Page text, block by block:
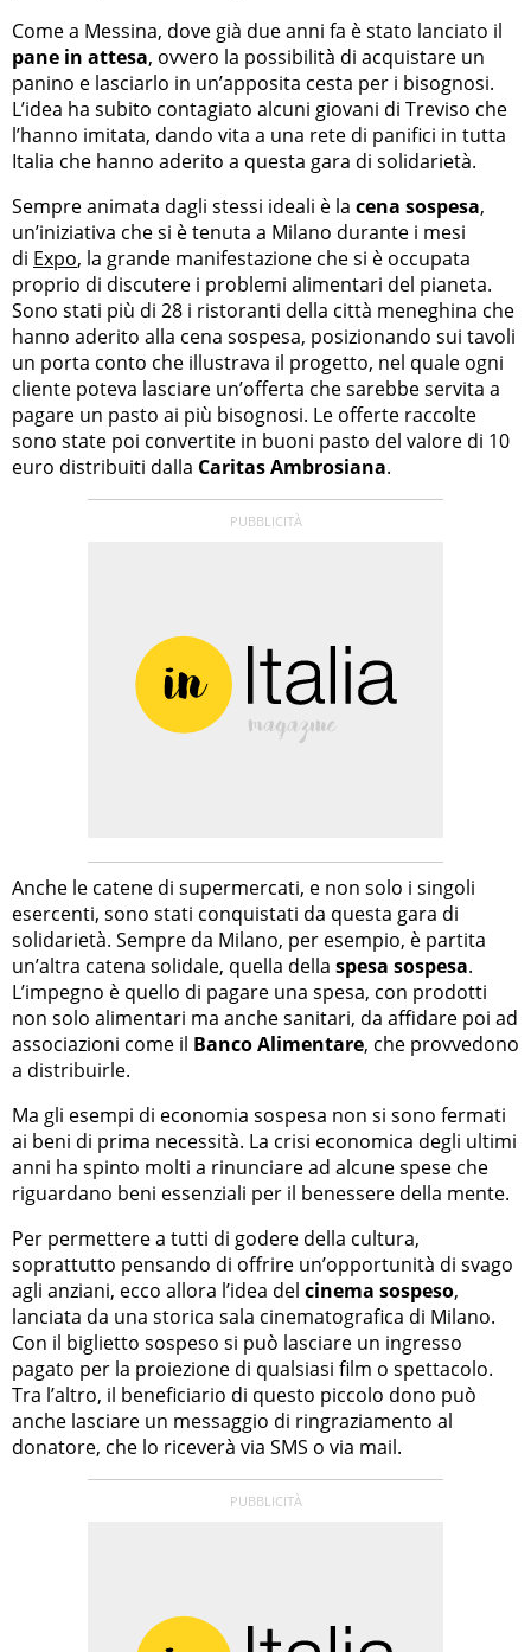
Come a Messina, dove già due anni fa è stato lanciato il
pane in attesa, ovvero la possibilità di acquistare un
panino e lasciarlo in un’apposita cesta per i bisognosi.
L’idea ha subito contagiato alcuni giovani di Treviso che
l’hanno imitata, dando vita a una rete di panifici in tutta
Italia che hanno aderito a questa gara di solidarietà.
Sempre animata dagli stessi ideali è la cena sospesa,
un’iniziativa che si è tenuta a Milano durante i mesi
di Expo, la grande manifestazione che si è occupata
proprio di discutere i problemi alimentari del pianeta.
Sono stati più di 28 i ristoranti della città meneghina che
hanno aderito alla cena sospesa, posizionando sui tavoli
un porta conto che illustrava il progetto, nel quale ogni
cliente poteva lasciare un’offerta che sarebbe servita a
pagare un pasto ai più bisognosi. Le offerte raccolte
sono state poi convertite in buoni pasto del valore di 10
euro distribuiti dalla Caritas Ambrosiana.
Anche le catene di supermercati, e non solo i singoli
esercenti, sono stati conquistati da questa gara di
solidarietà. Sempre da Milano, per esempio, è partita
un’altra catena solidale, quella della spesa sospesa.
L’impegno è quello di pagare una spesa, con prodotti
non solo alimentari ma anche sanitari, da affidare poi ad
associazioni come il Banco Alimentare, che provvedono
a distribuirle.
Ma gli esempi di economia sospesa non si sono fermati
ai beni di prima necessità. La crisi economica degli ultimi
anni ha spinto molti a rinunciare ad alcune spese che
riguardano beni essenziali per il benessere della mente.
Per permettere a tutti di godere della cultura,
soprattutto pensando di offrire un’opportunità di svago
agli anziani, ecco allora l’idea del cinema sospeso,
lanciata da una storica sala cinematografica di Milano.
Con il biglietto sospeso si può lasciare un ingresso
pagato per la proiezione di qualsiasi film o spettacolo.
Tra l’altro, il beneficiario di questo piccolo dono può
anche lasciare un messaggio di ringraziamento al
donatore, che lo riceverà via SMS o via mail.